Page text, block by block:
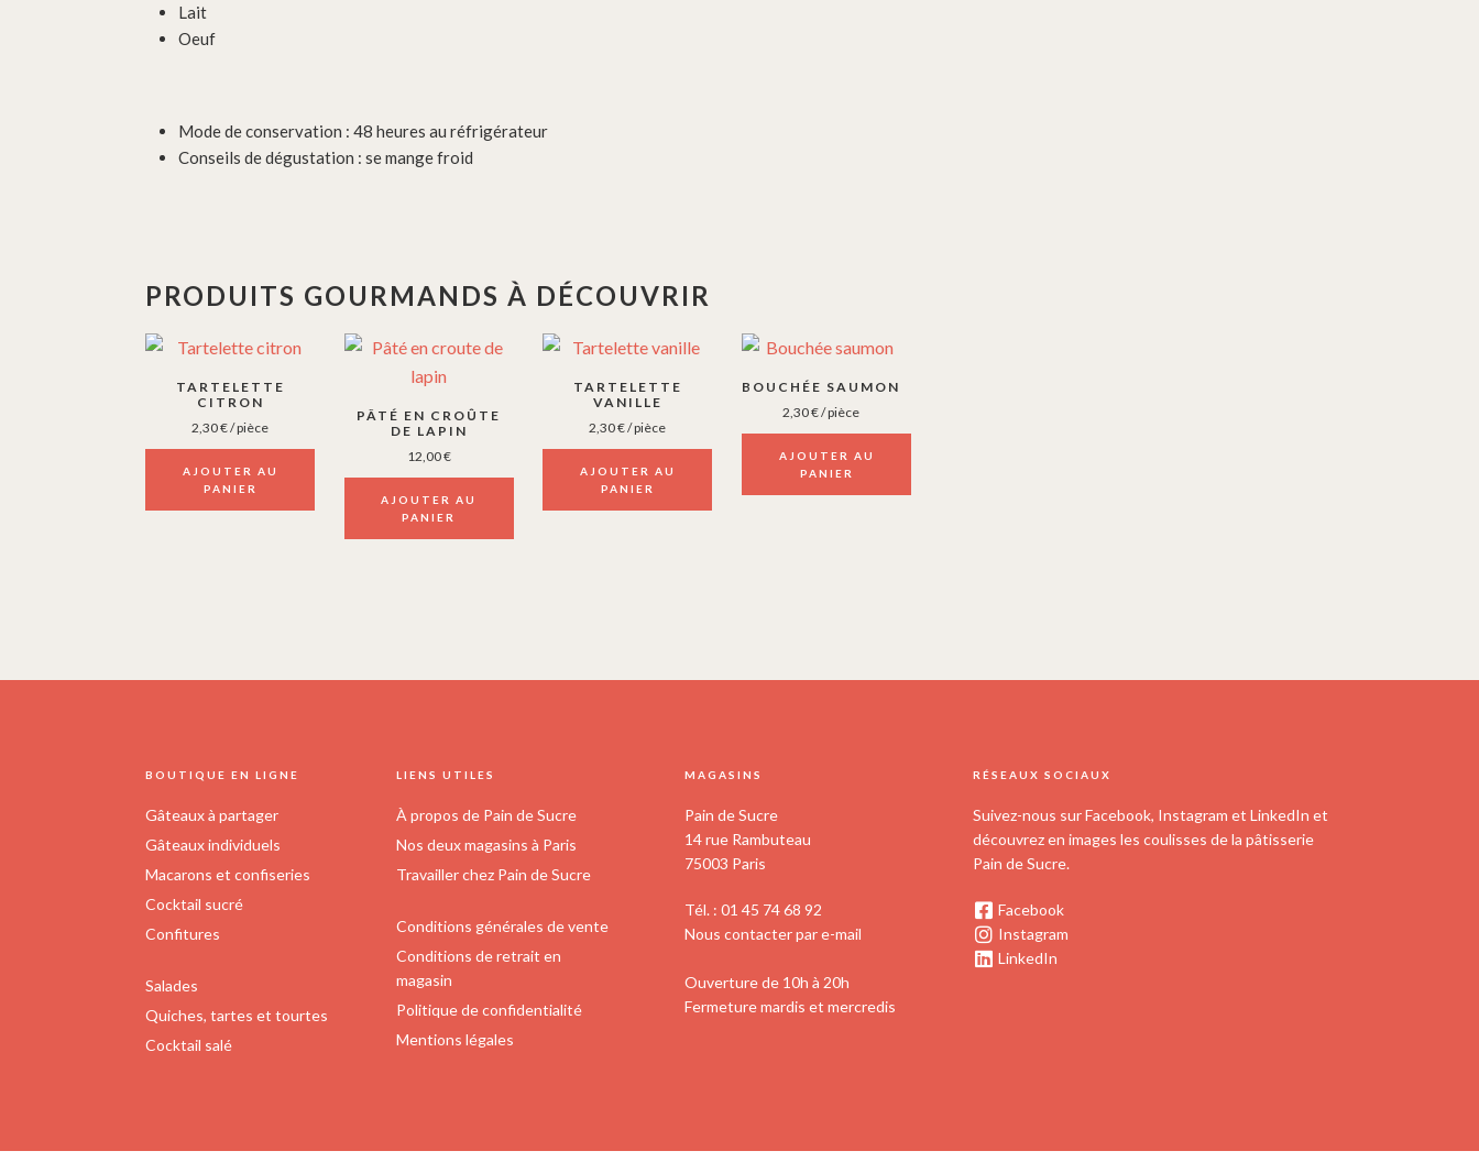
Lait
Oeuf
Mode de conservation : 48 heures au réfrigérateur
Conseils de dégustation : se mange froid
PRODUITS GOURMANDS À DÉCOUVRIR
TARTELETTE
CITRON
2,30€/ pièce
AJOUTER AU
PANIER
PÂTÉ EN CROÛTE
DE LAPIN
12,00€
AJOUTER AU
PANIER
TARTELETTE
VANILLE
2,30€/ pièce
AJOUTER AU
PANIER
BOUCHÉE SAUMON
2,30€/ pièce
AJOUTER AU
PANIER
BOUTIQUE EN LIGNE
Gâteaux à partager
Gâteaux individuels
Macarons et confiseries
Cocktail sucré
Confitures
Salades
Quiches, tartes et tourtes
Cocktail salé
LIENS UTILES
À propos de Pain de Sucre
Nos deux magasins à Paris
Travailler chez Pain de Sucre
Conditions générales de vente
Conditions de retrait en
magasin
Politique de confidentialité
Mentions légales
MAGASINS
Pain de Sucre
14 rue Rambuteau
75003 Paris
Tél. : 01 45 74 68 92
Nous contacter par e-mail
Ouverture de 10h à 20h
Fermeture mardis et mercredis
RÉSEAUX SOCIAUX
Suivez-nous sur Facebook, Instagram et LinkedIn et
découvrez en images les coulisses de la pâtisserie
Pain de Sucre.
Facebook
Instagram
LinkedIn